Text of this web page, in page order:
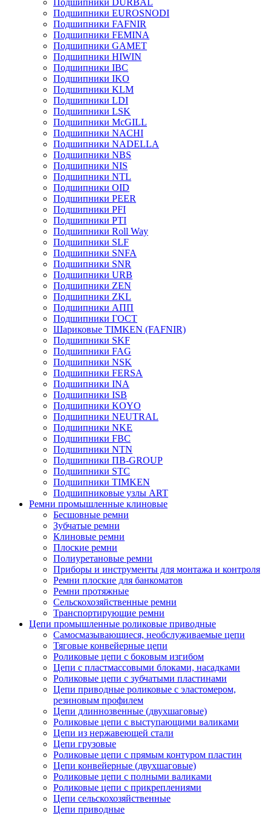
Подшипники DURBAL
Подшипники EUROSNODI
Подшипники FAFNIR
Подшипники FEMINA
Подшипники GAMET
Подшипники HIWIN
Подшипники IBC
Подшипники IKO
Подшипники KLM
Подшипники LDI
Подшипники LSK
Подшипники McGILL
Подшипники NACHI
Подшипники NADELLA
Подшипники NBS
Подшипники NIS
Подшипники NTL
Подшипники OID
Подшипники PEER
Подшипники PFI
Подшипники PTI
Подшипники Roll Way
Подшипники SLF
Подшипники SNFA
Подшипники SNR
Подшипники URB
Подшипники ZEN
Подшипники ZKL
Подшипники АПП
Подшипники ГОСТ
Шариковые ТІMKEN (FAFNIR)
Подшипники SKF
Подшипники FAG
Подшипники NSK
Подшипники FERSA
Подшипники INA
Подшипники ISB
Подшипники KOYO
Подшипники NEUTRAL
Подшипники NKE
Подшипники FBC
Подшипники NTN
Подшипники ПВ-GROUP
Подшипники STC
Подшипники TIMKEN
Подшипниковые узлы ART
Ремни промышленные клиновые
Бесшовные ремни
Зубчатые ремни
Клиновые ремни
Плоские ремни
Полиуретановые ремни
Приборы и инструменты для монтажа и контроля
Ремни плоские для банкоматов
Ремни протяжные
Сельскохозяйственные ремни
Транспортирующие ремни
Цепи промышленные роликовые приводные
Самосмазывающиеся, необслуживаемые цепи
Тяговые конвейерные цепи
Роликовые цепи с боковым изгибом
Цепи с пластмассовыми блоками, насадками
Роликовые цепи с зубчатыми пластинами
Цепи приводные роликовые с эластомером,
резиновым профилем
Цепи длиннозвенные (двухшаговые)
Роликовые цепи с выступающими валиками
Цепи из нержавеющей стали
Цепи грузовые
Роликовые цепи с прямым контуром пластин
Цепи конвейерные (двухшаговые)
Роликовые цепи с полными валиками
Роликовые цепи с прикреплениями
Цепи сельскохозяйственные
Цепи приводные